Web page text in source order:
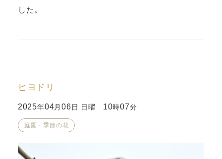
した。
ヒヨドリ
2025年04月06 日 日曜 10時07分
庭園・季節の花